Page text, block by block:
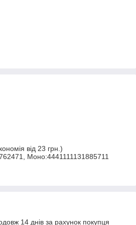
від 23 грн.)
Моно:4441111131885711
14 днів за рахунок покупця